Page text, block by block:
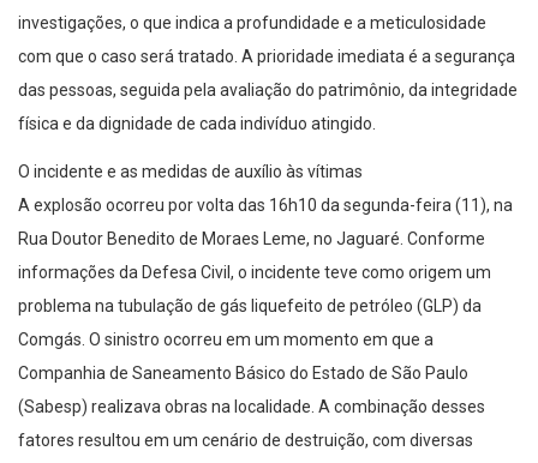
investigações, o que indica a profundidade e a meticulosidade
com que o caso será tratado. A prioridade imediata é a segurança
das pessoas, seguida pela avaliação do patrimônio, da integridade
física e da dignidade de cada indivíduo atingido.
O incidente e as medidas de auxílio às vítimas
A explosão ocorreu por volta das 16h10 da segunda-feira (11), na
Rua Doutor Benedito de Moraes Leme, no Jaguaré. Conforme
informações da Defesa Civil, o incidente teve como origem um
problema na tubulação de gás liquefeito de petróleo (GLP) da
Comgás. O sinistro ocorreu em um momento em que a
Companhia de Saneamento Básico do Estado de São Paulo
(Sabesp) realizava obras na localidade. A combinação desses
fatores resultou em um cenário de destruição, com diversas